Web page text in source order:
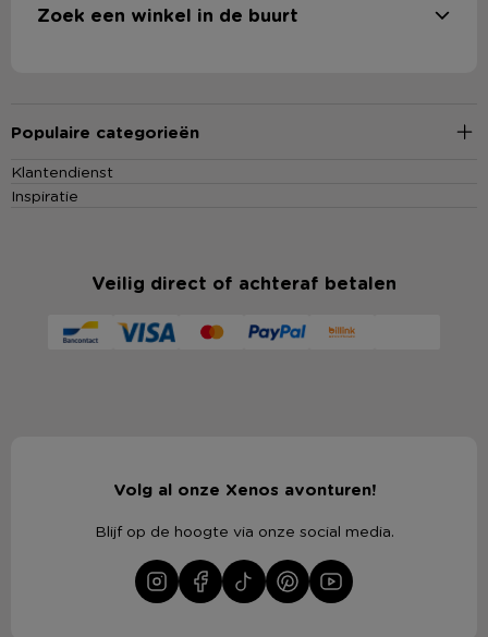
Zoek een winkel in de buurt
Populaire categorieën
Klantendienst
Inspiratie
Veilig direct of achteraf betalen
Volg al onze Xenos avonturen!
Blijf op de hoogte via onze social media.